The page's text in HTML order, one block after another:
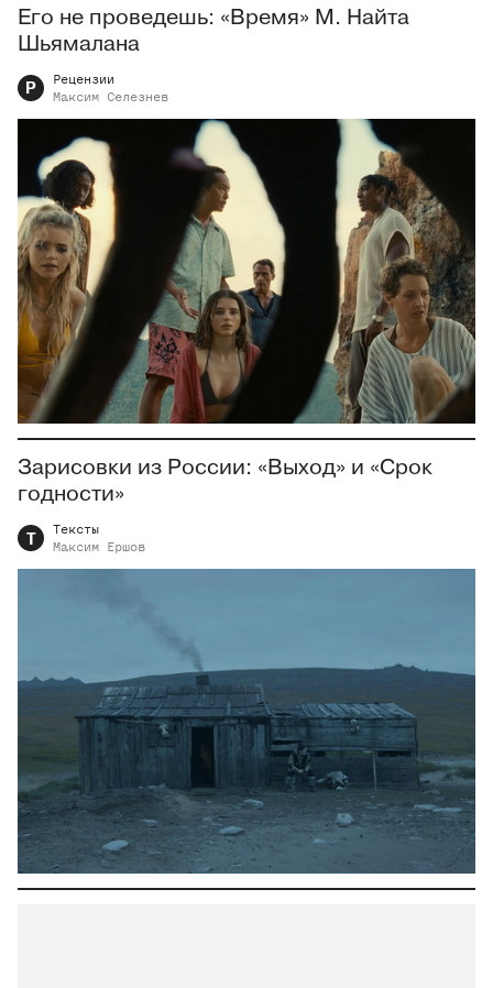
Его не проведешь: «Время» М. Найта
Шьямалана
Р
Рецензии
Максим
Селезнев
Зарисовки из России: «Выход» и «Срок
годности»
Т
Тексты
Максим
Ершов